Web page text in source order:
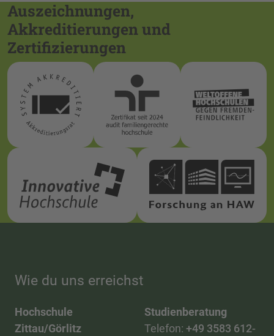
Auszeichnungen,
Akkreditierungen und
Zertifizierungen
Wie du uns erreichst
Hochschule
Zittau/Görlitz
Studienberatung
Telefon: +49 3583 612-